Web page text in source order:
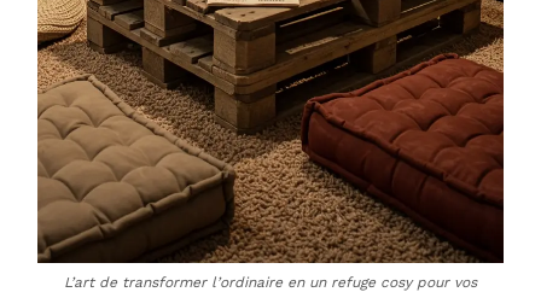
L’art de transformer l’ordinaire en un refuge cosy pour vos